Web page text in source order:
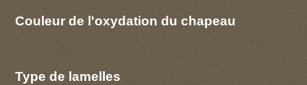
Couleur de l'oxydation du chapeau
Type de lamelles